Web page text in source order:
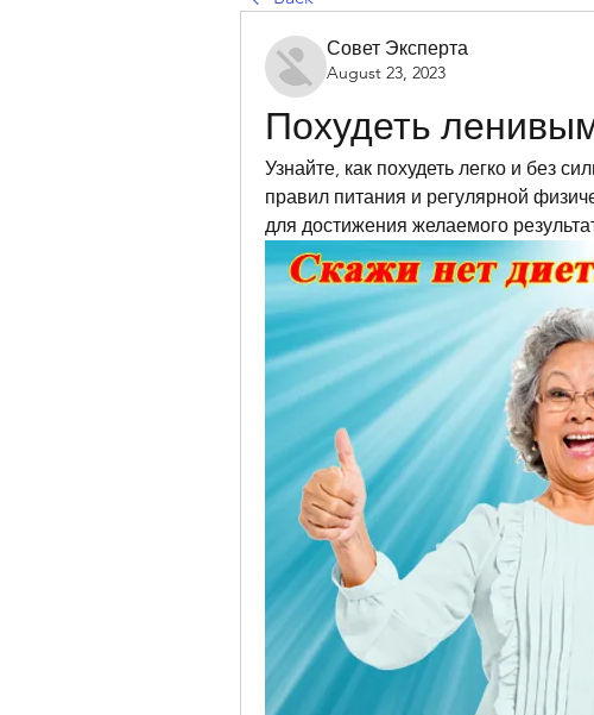
Совет Эксперта
August 23, 2023
Похудеть
Узнайте, как похудеть легко и без
правил питания и регулярной
для достижения желаемого